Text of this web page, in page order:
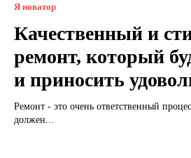
Я новатор
Качественный и
ремонт, который
и приносить
Ремонт - это очень ответственный
должен...